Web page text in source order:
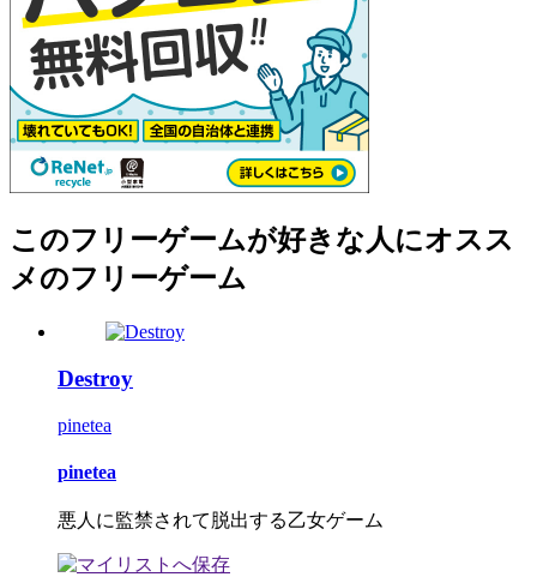
このフリーゲームが好きな人にオスス
メのフリーゲーム
Destroy
pinetea
pinetea
悪人に監禁されて脱出する乙女ゲーム